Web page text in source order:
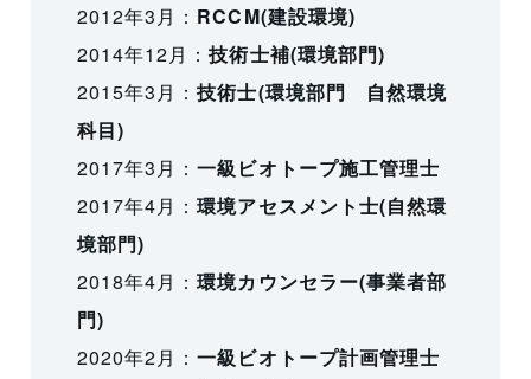
2012年3月： RCCM(建設環境)
2014年12月：技術士補(環境部門)
2015年3月：技術士(環境部門 自然環境
科目)
2017年3月：一級ビオトープ施工管理士
2017年4月：環境アセスメント士(自然環
境部門)
2018年4月：環境カウンセラー(事業者部
門)
2020年2月：一級ビオトープ計画管理士